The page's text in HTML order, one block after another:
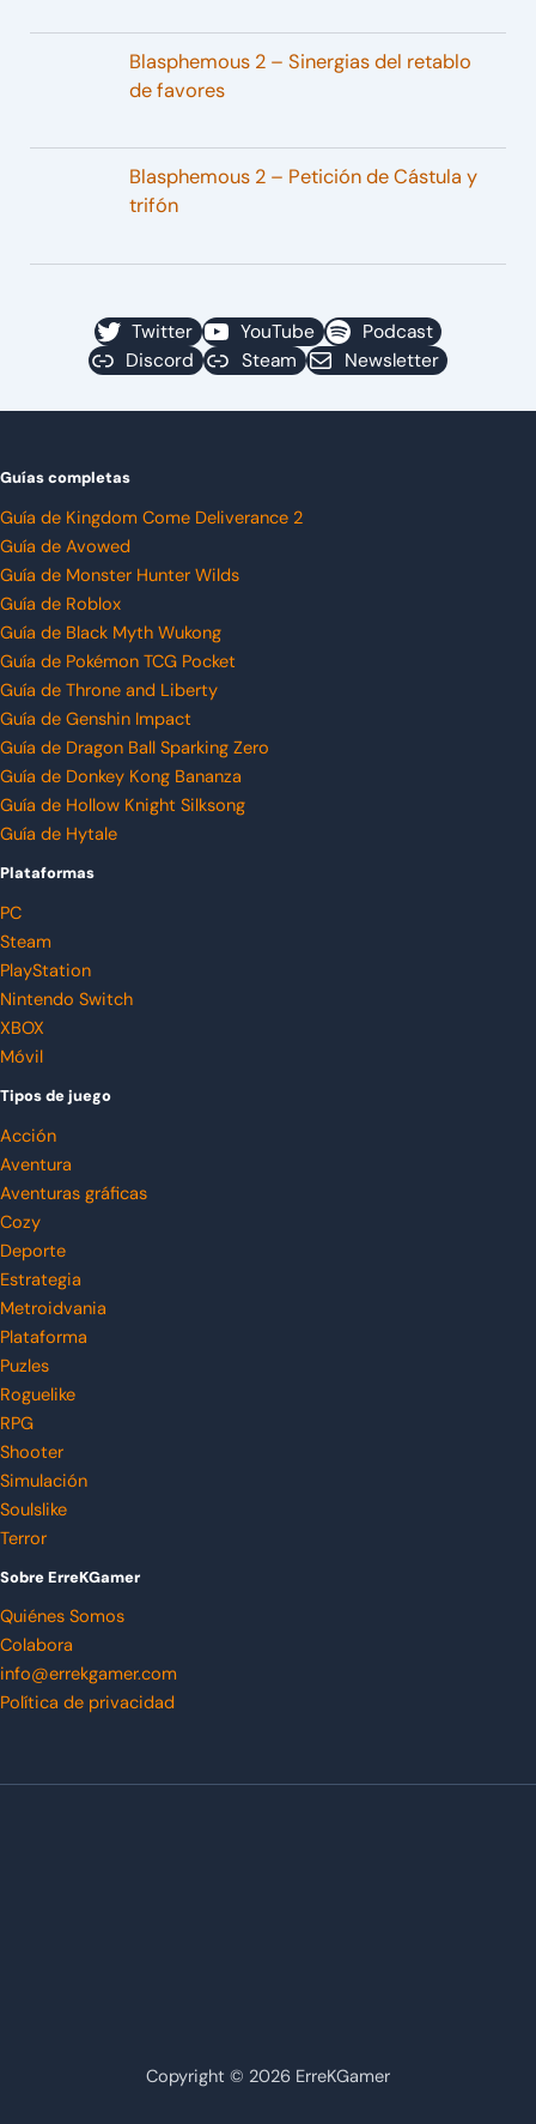
Blasphemous 2 – Sinergias del retablo
de favores
Blasphemous 2 – Petición de Cástula y
trifón
Twitter YouTube
Podcast
Discord
Steam Newsletter
Guías completas
Guía de Kingdom Come Deliverance 2
Guía de Avowed
Guía de Monster Hunter Wilds
Guía de Roblox
Guía de Black Myth Wukong
Guía de Pokémon TCG Pocket
Guía de Throne and Liberty
Guía de Genshin Impact
Guía de Dragon Ball Sparking Zero
Guía de Donkey Kong Bananza
Guía de Hollow Knight Silksong
Guía de Hytale
Plataformas
PC
Steam
PlayStation
Nintendo Switch
XBOX
Móvil
Tipos de juego
Acción
Aventura
Aventuras gráficas
Cozy
Deporte
Estrategia
Metroidvania
Plataforma
Puzles
Roguelike
RPG
Shooter
Simulación
Soulslike
Terror
Sobre ErreKGamer
Quiénes Somos
Colabora
info@errekgamer.com
Política de privacidad
Copyright © 2026 ErreKGamer